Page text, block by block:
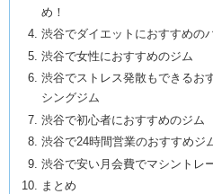
め！
渋谷でダイエットにおすすめの
渋谷で女性におすすめのジム
渋谷でストレス発散もできるお
シングジム
渋谷で初心者におすすめのジム
渋谷で24時間営業のおすすめジ
渋谷で安い月会費でマシントレ
まとめ